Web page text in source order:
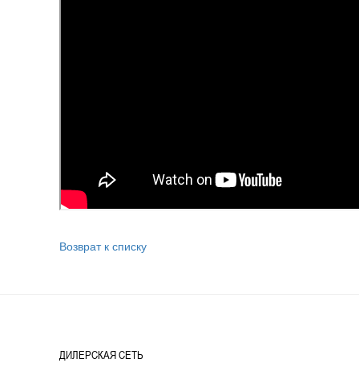
Возврат к списку
ДИЛЕРСКАЯ СЕТЬ